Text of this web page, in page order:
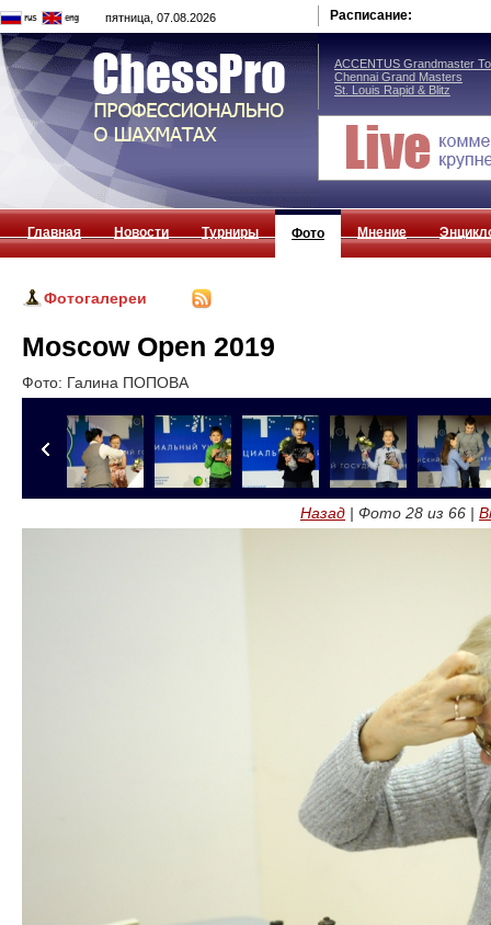
пятница, 07.08.2026 Расписание:
ACCENTUS Grandmaster
Chennai Grand Masters
St. Louis Rapid & Blitz
Главная Новости Турниры Фото Мнение
Фотогалереи
Moscow Open 2019
Фото: Галина ПОПОВА
Назад | Фото 28 из 66 |